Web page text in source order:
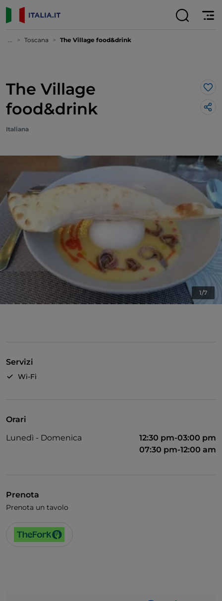
... Toscana The Village food&drink
The Village
food&drink
Italiana
1/7
Servizi
Wi-Fi
Orari
Lunedì - Domenica
12:30 pm-03:00 pm
07:30 pm-12:00 am
Prenota
Prenota un tavolo